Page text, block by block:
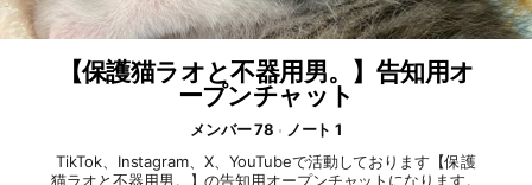
【保護猫ラオと不器用男。】告知用オ
ープンチャット
メンバー 78
ノート 1
TikTok、Instagram、X、YouTubeで活動しております【保護
猫ラオと不器用男。】の告知用オープンチャットになります。